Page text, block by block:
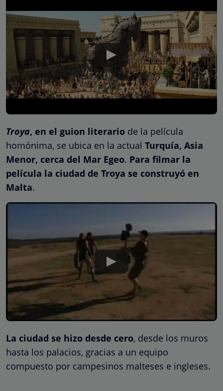
Troya, en el guion literario de la película
homónima, se ubica en la actual Turquía, Asia
Menor, cerca del Mar Egeo. Para filmar la
película la ciudad de Troya se construyó en
Malta.
La ciudad se hizo desde cero, desde los muros
hasta los palacios, gracias a un equipo
compuesto por campesinos malteses e ingleses.